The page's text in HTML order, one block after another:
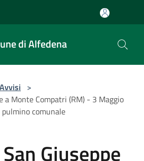
di Alfedena
Avvisi >
a Monte Compatri (RM) - 3 Maggio
comunale
Giuseppe